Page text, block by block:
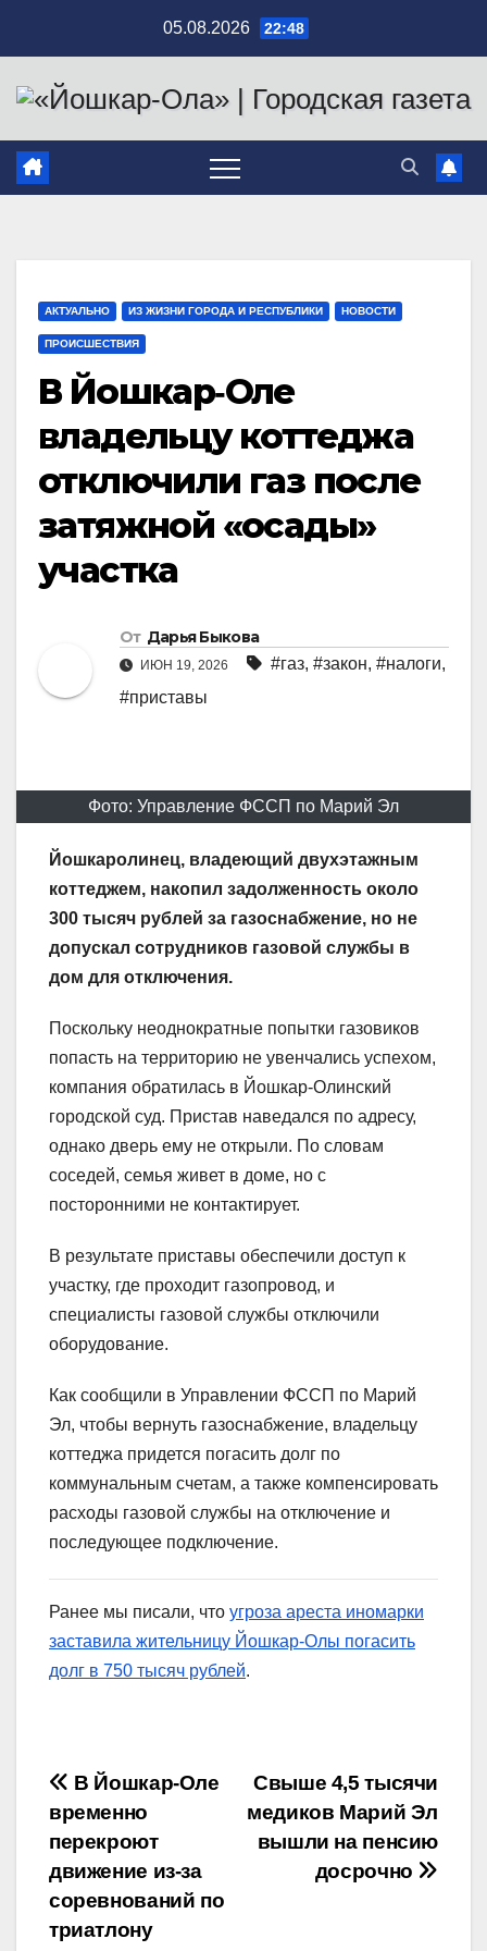
содержимому
05.08.2026 22:48
АКТУАЛЬНО ИЗ ЖИЗНИ ГОРОДА И РЕСПУБЛИКИ НОВОСТИ
ПРОИСШЕСТВИЯ
В Йошкар‑Оле
владельцу коттеджа
отключили газ после
затяжной «осады»
участка
От Дарья Быкова
ИЮН 19, 2026 #газ, #закон, #налоги,
#приставы
Фото: Управление ФССП по Марий Эл
Йошкаролинец, владеющий двухэтажным
коттеджем, накопил задолженность около
300 тысяч рублей за газоснабжение, но не
допускал сотрудников газовой службы в
дом для отключения.
Поскольку неоднократные попытки газовиков
попасть на территорию не увенчались успехом,
компания обратилась в Йошкар‑Олинский
городской суд. Пристав наведался по адресу,
однако дверь ему не открыли. По словам
соседей, семья живет в доме, но с
посторонними не контактирует.
В результате приставы обеспечили доступ к
участку, где проходит газопровод, и
специалисты газовой службы отключили
оборудование.
Как сообщили в Управлении ФССП по Марий
Эл, чтобы вернуть газоснабжение, владельцу
коттеджа придется погасить долг по
коммунальным счетам, а также компенсировать
расходы газовой службы на отключение и
последующее подключение.
Ранее мы писали, что угроза ареста иномарки
заставила жительницу Йошкар-Олы погасить
долг в 750 тысяч рублей.
Навигация
по
записям
Свыше 4,5 тысячи
медиков Марий Эл
вышли на пенсию
досрочно
В Йошкар-Оле
временно
перекроют
движение из-за
соревнований по
триатлону